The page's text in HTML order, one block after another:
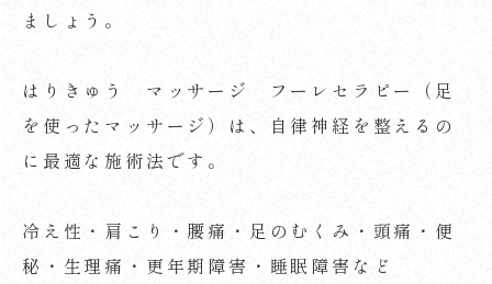
ましょう。
はりきゅう マッサージ フーレセラピー（足
を使ったマッサージ）は、自律神経を整えるの
に最適な施術法です。
冷え性・肩こり・腰痛・足のむくみ・頭痛・便
秘・生理痛・更年期障害・睡眠障害など